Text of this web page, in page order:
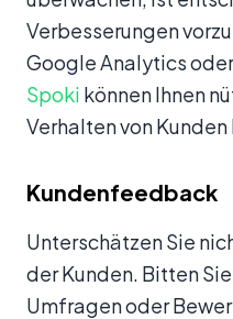
Verbesserungen
Google Analytics
Spoki können Ihnen
Verhalten von
Kundenfeedback
Unterschätzen Sie
der Kunden. Bitten
Umfragen oder